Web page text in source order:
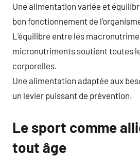
Une alimentation variée et
bon fonctionnement de
L’équilibre entre les
micronutriments soutient toutes
corporelles.
Une alimentation adaptée aux
un levier puissant de prévention.
Le sport comme
tout âge